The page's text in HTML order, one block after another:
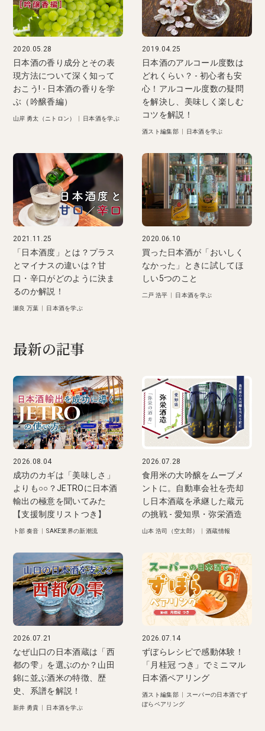
2020.05.28
日本酒の香り成分とその表
現方法について深く知って
おこう! - 日本酒の香りを学
ぶ（吟醸香編）
山岸 勇太（ニトロン） 日本酒を学ぶ
2019.04.25
日本酒のアルコール度数は
どれくらい？ - 初心者も安
心！アルコール度数の疑問
を解決し、美味しく楽しむ
コツを解説！
酒スト編集部 日本酒を学ぶ
2021.11.25
「日本酒度」とは？プラス
とマイナスの違いは？甘
口・辛口がどのように決ま
るのか解説！
瀬良 万葉 日本酒を学ぶ
2020.06.10
買った日本酒が「おいしく
なかった」ときに試してほ
しい5つのこと
二戸 浩平 日本酒を学ぶ
最新の記事
2026.08.04
成功のカギは「美味しさ」
よりも○○？JETROに日本酒
輸出の極意を聞いてみた
【支援制度リストつき】
卜部 奏音 |SAKE業界の新潮流
2026.07.28
食用米の大吟醸をムーブメ
ントに。自動車会社を売却
し日本酒蔵を承継した蔵元
の挑戦 - 愛知県・弥栄酒造
山本 浩司（空太郎） 酒蔵情報
2026.07.21
なぜ山口の日本酒蔵は「西
都の雫」を選ぶのか？山田
錦に並ぶ酒米の特徴、歴
史、系譜を解説！
新井 勇貴 日本酒を学ぶ
2026.07.14
ずぼらレシピで感動体験！
「月桂冠 つき」でミニマル
日本酒ペアリング
酒スト編集部
スーパーの日本酒でず
ぼらペアリング